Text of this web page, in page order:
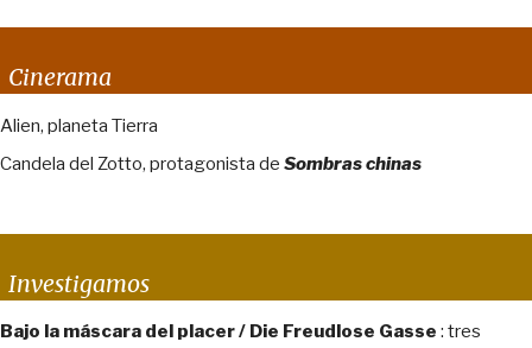
Cinerama
Alien, planeta Tierra
Candela del Zotto, protagonista de Sombras chinas
Investigamos
Bajo la máscara del placer / Die Freudlose Gasse : tres